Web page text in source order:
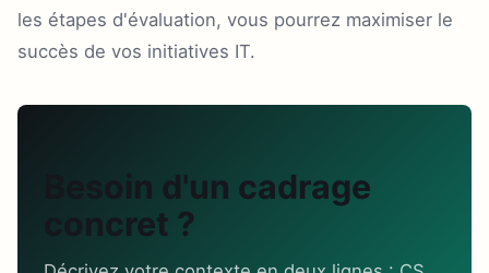
les étapes d'évaluation, vous pourrez maximiser le
succès de vos initiatives IT.
Besoin d'un cadrage
concret ?